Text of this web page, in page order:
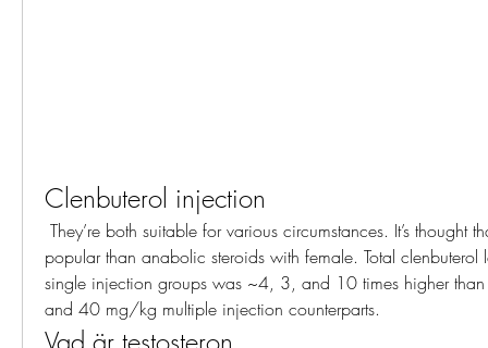
Clenbuterol injection
popular than anabolic steroids with female. Total clenbuterol
single injection groups was ~4, 3, and 10 times higher
and 40 mg/kg multiple injection counterparts.